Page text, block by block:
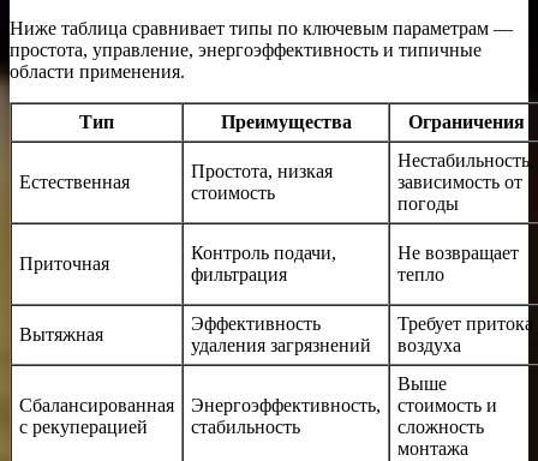
Ниже таблица сравнивает типы по ключевым параметрам —
простота, управление, энергоэффективность и типичные
области применения.
Тип Преимущества Ограничения
Естественная
Простота, низкая
стоимость
Нестабильность,
зависимость от
погоды
Приточная
Контроль подачи,
фильтрация
Не возвращает
тепло
Вытяжная
Эффективность
удаления загрязнений
Требует притока
воздуха
Сбалансированная
с рекуперацией
Энергоэффективность,
стабильность
Выше
стоимость и
сложность
монтажа